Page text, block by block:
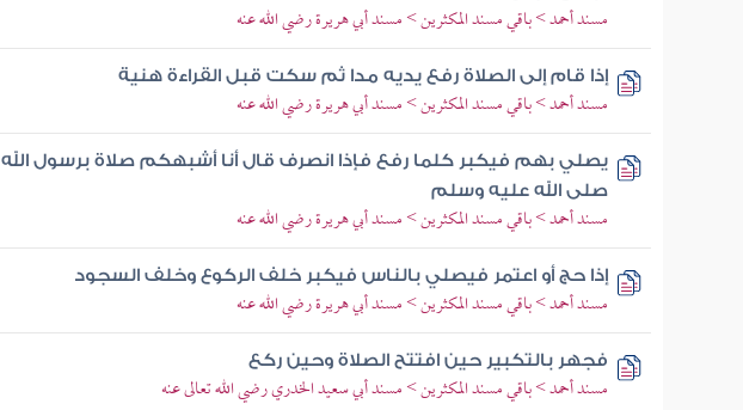
مسند أحمد > باقي مسند المكثرين > مسند أبي هريرة رضي الله عنه
إذا قام إلى الصلاة رفع يديه مدا ثم سكت قبل القراءة هنية
مسند أحمد > باقي مسند المكثرين > مسند أبي هريرة رضي الله عنه
يصلي بهم فيكبر كلما رفع فإذا انصرف قال أنا أشبهكم صلاة برسول الله
صلى الله عليه وسلم
مسند أحمد > باقي مسند المكثرين > مسند أبي هريرة رضي الله عنه
إذا حج أو اعتمر فيصلي بالناس فيكبر خلف الركوع وخلف السجود
مسند أحمد > باقي مسند المكثرين > مسند أبي هريرة رضي الله عنه
فجهر بالتكبير حين افتتح الصلاة وحين ركع
مسند أحمد > باقي مسند المكثرين > مسند أبي سعيد الخدري رضي الله تعالى عنه